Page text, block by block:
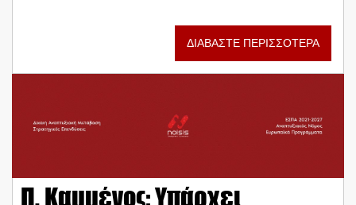
ΔΙΑΒΑΣΤΕ ΠΕΡΙΣΣΟΤΕΡΑ
Π. Καμμένος: Υπάρχει